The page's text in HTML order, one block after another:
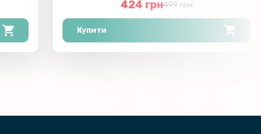
424 грн499 грн
Купити